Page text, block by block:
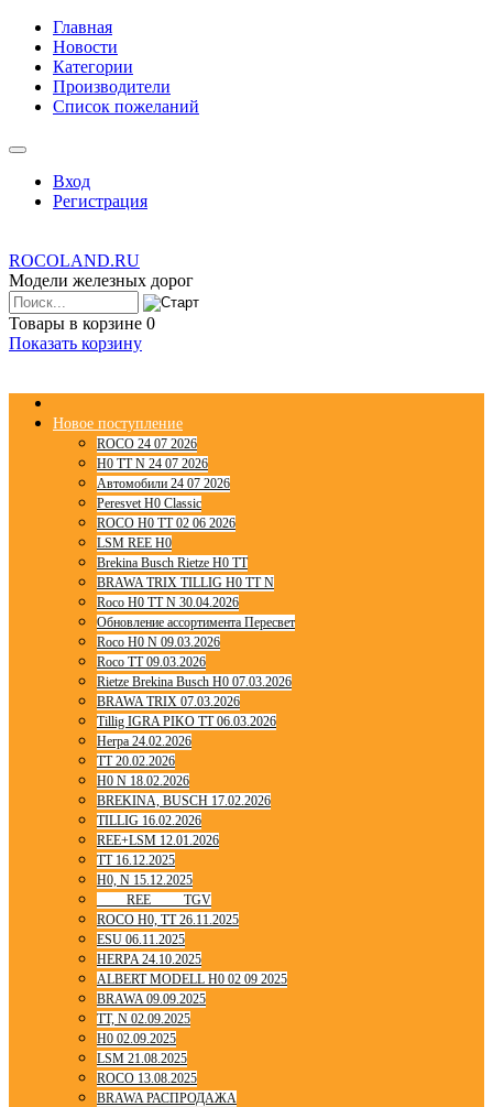
Главная
Новости
Категории
Производители
Список пожеланий
Вход
Регистрация
ROCOLAND.RU
Модели железных дорог
Товары в корзине 0
Показать корзину
Новое поступление
ROCO 24 07 2026
H0 TT N 24 07 2026
Автомобили 24 07 2026
Peresvet H0 Classic
ROCO H0 TT 02 06 2026
LSM REE H0
Brekina Busch Rietze H0 TT
BRAWA TRIX TILLIG H0 TT N
Roco H0 TT N 30.04.2026
Обновление ассортимента Пересвет
Roco H0 N 09.03.2026
Roco TT 09.03.2026
Rietze Brekina Busch H0 07.03.2026
BRAWA TRIX 07.03.2026
Tillig IGRA PIKO TT 06.03.2026
Herpa 24.02.2026
TT 20.02.2026
H0 N 18.02.2026
BREKINA, BUSCH 17.02.2026
TILLIG 16.02.2026
REE+LSM 12.01.2026
TT 16.12.2025
H0, N 15.12.2025
____ REE ____ TGV
ROCO H0, TT 26.11.2025
ESU 06.11.2025
HERPA 24.10.2025
ALBERT MODELL H0 02 09 2025
BRAWA 09.09.2025
TT, N 02.09.2025
H0 02.09.2025
LSM 21.08.2025
ROCO 13.08.2025
BRAWA РАСПРОДАЖА